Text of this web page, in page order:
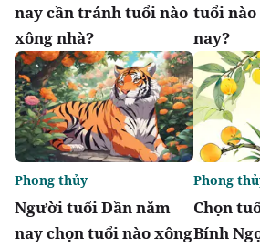
nay cần tránh tuổi nào
xông nhà?
tuổi nào
nay?
Người tuổi Dần năm
nay chọn tuổi nào xông
Phong thủy
Chọn
Bính
Phong